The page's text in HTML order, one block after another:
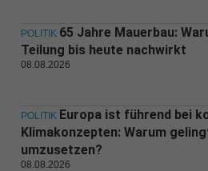
POLITIK 65 Jahre Mauerbau:
Teilung bis heute nachwirkt
08.08.2026
POLITIK Europa ist führend bei
Klimakonzepten: Warum
umzusetzen?
08.08.2026